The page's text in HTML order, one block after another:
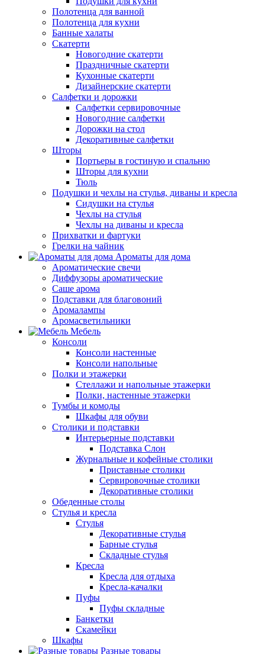
Полотенца для ванной
Полотенца для кухни
Банные халаты
Скатерти
Новогодние скатерти
Праздничные скатерти
Кухонные скатерти
Дизайнерские скатерти
Салфетки и дорожки
Салфетки сервировочные
Новогодние салфетки
Дорожки на стол
Декоративные салфетки
Шторы
Портьеры в гостиную и спальню
Шторы для кухни
Тюль
Подушки и чехлы на стулья, диваны и кресла
Сидушки на стулья
Чехлы на стулья
Чехлы на диваны и кресла
Прихватки и фартуки
Грелки на чайник
Ароматы для дома
Ароматические свечи
Диффузоры ароматические
Саше арома
Подставки для благовоний
Аромалампы
Аромасветильники
Мебель
Консоли
Консоли настенные
Консоли напольные
Полки и этажерки
Стеллажи и напольные этажерки
Полки, настенные этажерки
Тумбы и комоды
Шкафы для обуви
Столики и подставки
Интерьерные подставки
Подставка Слон
Журнальные и кофейные столики
Приставные столики
Сервировочные столики
Декоративные столики
Обеденные столы
Стулья и кресла
Стулья
Декоративные стулья
Барные стулья
Складные стулья
Кресла
Кресла для отдыха
Кресла-качалки
Пуфы
Пуфы складные
Банкетки
Скамейки
Шкафы
Разные товары